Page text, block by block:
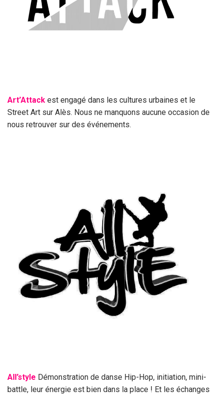
Art’Attack est engagé dans les cultures urbaines et le
Street Art sur Alès. Nous ne manquons aucune occasion de
nous retrouver sur des événements.
All’style Démonstration de danse Hip-Hop, initiation, mini-
battle, leur énergie est bien dans la place ! Et les échanges